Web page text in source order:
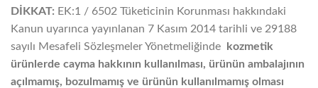
DİKKAT: EK:1 / 6502 Tüketicinin Korunması hakkındaki
Kanun uyarınca yayınlanan 7 Kasım 2014 tarihli ve 29188
sayılı Mesafeli Sözleşmeler Yönetmeliğinde kozmetik
ürünlerde cayma hakkının kullanılması, ürünün ambalajının
açılmamış, bozulmamış ve ürünün kullanılmamış olması